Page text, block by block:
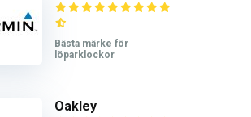
Bästa märke för
löparklockor
Oakley